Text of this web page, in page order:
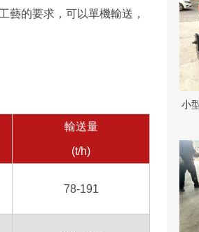
藝的要求，可以單機輸送，
輸送量
(t/h)
78-191
小